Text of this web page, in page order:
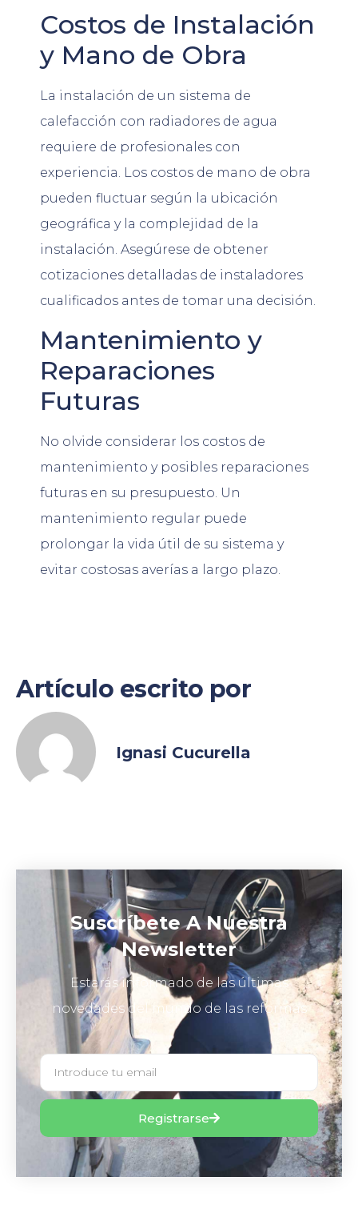
Costos de Instalación
y Mano de Obra
La instalación de un sistema de
calefacción con radiadores de agua
requiere de profesionales con
experiencia. Los costos de mano de obra
pueden fluctuar según la ubicación
geográfica y la complejidad de la
instalación. Asegúrese de obtener
cotizaciones detalladas de instaladores
cualificados antes de tomar una decisión.
Mantenimiento y
Reparaciones
Futuras
No olvide considerar los costos de
mantenimiento y posibles reparaciones
futuras en su presupuesto. Un
mantenimiento regular puede
prolongar la vida útil de su sistema y
evitar costosas averías a largo plazo.
Artículo escrito por
Ignasi Cucurella
Suscríbete A Nuestra
Newsletter
Estarás informado de las últimas
novedades del mundo de las reformas
Registrarse